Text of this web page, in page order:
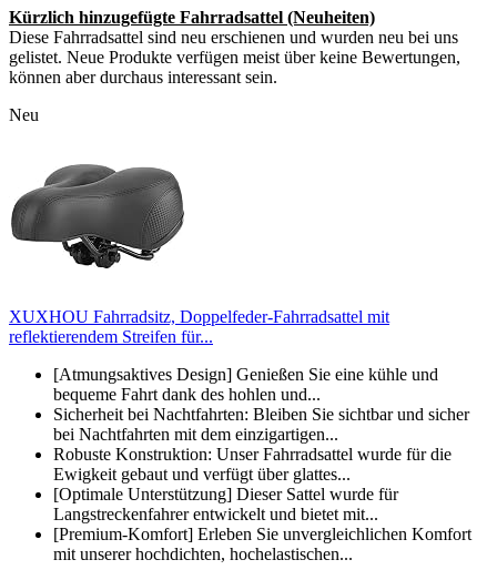
Kürzlich hinzugefügte Fahrradsattel (Neuheiten)
Diese Fahrradsattel sind neu erschienen und wurden neu bei uns
gelistet. Neue Produkte verfügen meist über keine Bewertungen,
können aber durchaus interessant sein.
Neu
XUXHOU Fahrradsitz, Doppelfeder-Fahrradsattel mit
reflektierendem Streifen für...
[Atmungsaktives Design] Genießen Sie eine kühle und
bequeme Fahrt dank des hohlen und...
Sicherheit bei Nachtfahrten: Bleiben Sie sichtbar und sicher
bei Nachtfahrten mit dem einzigartigen...
Robuste Konstruktion: Unser Fahrradsattel wurde für die
Ewigkeit gebaut und verfügt über glattes...
[Optimale Unterstützung] Dieser Sattel wurde für
Langstreckenfahrer entwickelt und bietet mit...
[Premium-Komfort] Erleben Sie unvergleichlichen Komfort
mit unserer hochdichten, hochelastischen...